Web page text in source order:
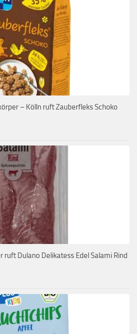
– Kölln ruft Zauberfleks Schoko
ruft Dulano Delikatess Edel Salami Rind